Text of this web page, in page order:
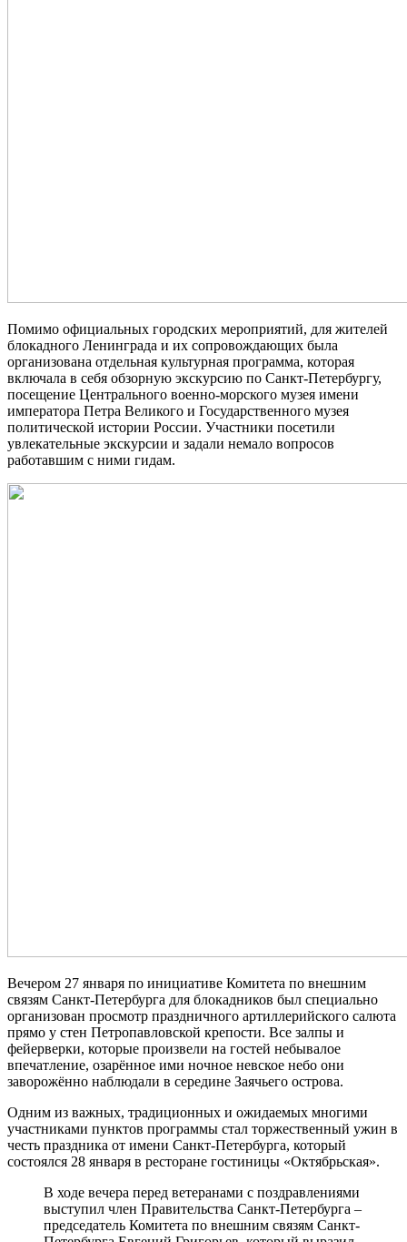
Помимо официальных городских мероприятий, для жителей
блокадного Ленинграда и их сопровождающих была
организована отдельная культурная программа, которая
включала в себя обзорную экскурсию по Санкт-Петербургу,
посещение Центрального военно-морского музея имени
императора Петра Великого и Государственного музея
политической истории России. Участники посетили
увлекательные экскурсии и задали немало вопросов
работавшим с ними гидам.
Вечером 27 января по инициативе Комитета по внешним
связям Санкт-Петербурга для блокадников был специально
организован просмотр праздничного артиллерийского салюта
прямо у стен Петропавловской крепости. Все залпы и
фейерверки, которые произвели на гостей небывалое
впечатление, озарённое ими ночное невское небо они
заворожённо наблюдали в середине Заячьего острова.
Одним из важных, традиционных и ожидаемых многими
участниками пунктов программы стал торжественный ужин в
честь праздника от имени Санкт-Петербурга, который
состоялся 28 января в ресторане гостиницы «Октябрьская».
В ходе вечера перед ветеранами с поздравлениями
выступил член Правительства Санкт-Петербурга –
председатель Комитета по внешним связям Санкт-